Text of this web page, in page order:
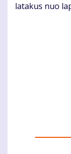
latakus nuo